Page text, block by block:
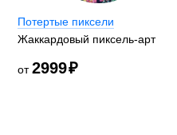
Потертые пиксели
Жаккардовый пиксель-арт
от2999₽